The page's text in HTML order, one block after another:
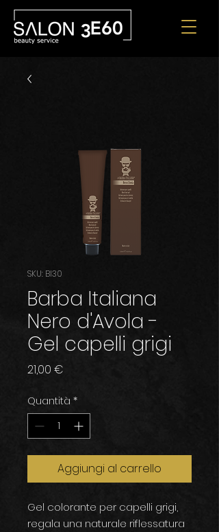
SKU: BI30
Barba Italiana
Nero d'Avola -
Gel capelli grigi
21,00 €
Quantità *
Aggiungi al carrello
Gel colorante per capelli grigi,
regala una naturale riflessatura